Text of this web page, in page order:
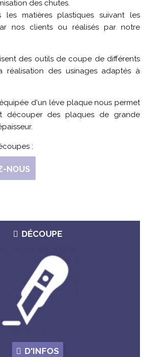
des chutes.
les matières plastiques suivant les
nos clients ou réalisés par notre
des outils de coupe de différents
réalisation des usinages adaptés à
d'un lève plaque nous permet
découper des plaques de grande
:
NOUS
DÉCOUPE
D'INFOS